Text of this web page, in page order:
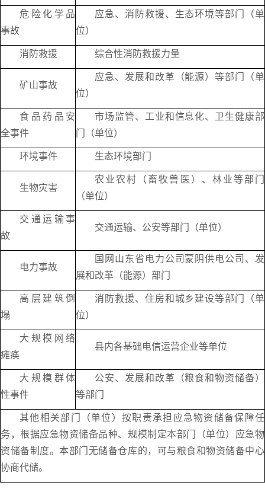
危险化学品
事故
应急、消防救援、生态环境等部门（单
位）
消防救援 综合性消防救援力量
矿山事故
应急、发展和改革（能源）等部门（单
位）
食品药品安
全事件
市场监管、工业和信息化、卫生健康部
门（单位）
环境事件 生态环境部门
生物灾害
农业农村（畜牧兽医）、林业等部门
（单位）
交通运输事
故
交通运输、公安等部门（单位）
电力事故
国网山东省电力公司蒙阴供电公司、发
展和改革（能源）部门
高层建筑倒
塌
消防救援、住房和城乡建设等部门（单
位）
大规模网络
瘫痪
县内各基础电信运营企业等单位
大规模群体
性事件
公安、发展和改革（粮食和物资储备）
等部门
其他相关部门（单位）按职责承担应急物资储备保障任
务，根据应急物资储备品种、规模制定本部门（单位）应急物
资储备制度。本部门无储备仓库的，可与粮食和物资储备中心
协商代储。